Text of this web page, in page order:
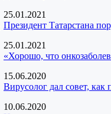
25.01.2021
Президент Татарстана
25.01.2021
«Хорошо, что
15.06.2020
Вирусолог дал совет, как
10.06.2020